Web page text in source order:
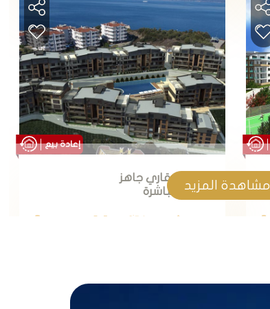
إعادة بيع
مجمع عقاري جاهز
للسكن مباشرة
الشقق الذكية في
مشاهدة المزيد